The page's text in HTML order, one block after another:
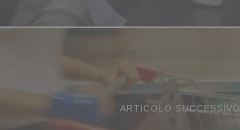
ARTICOLO SUCCESSIVO